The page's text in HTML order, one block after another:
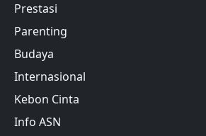
Prestasi
Parenting
Budaya
Internasional
Kebon Cinta
Info ASN